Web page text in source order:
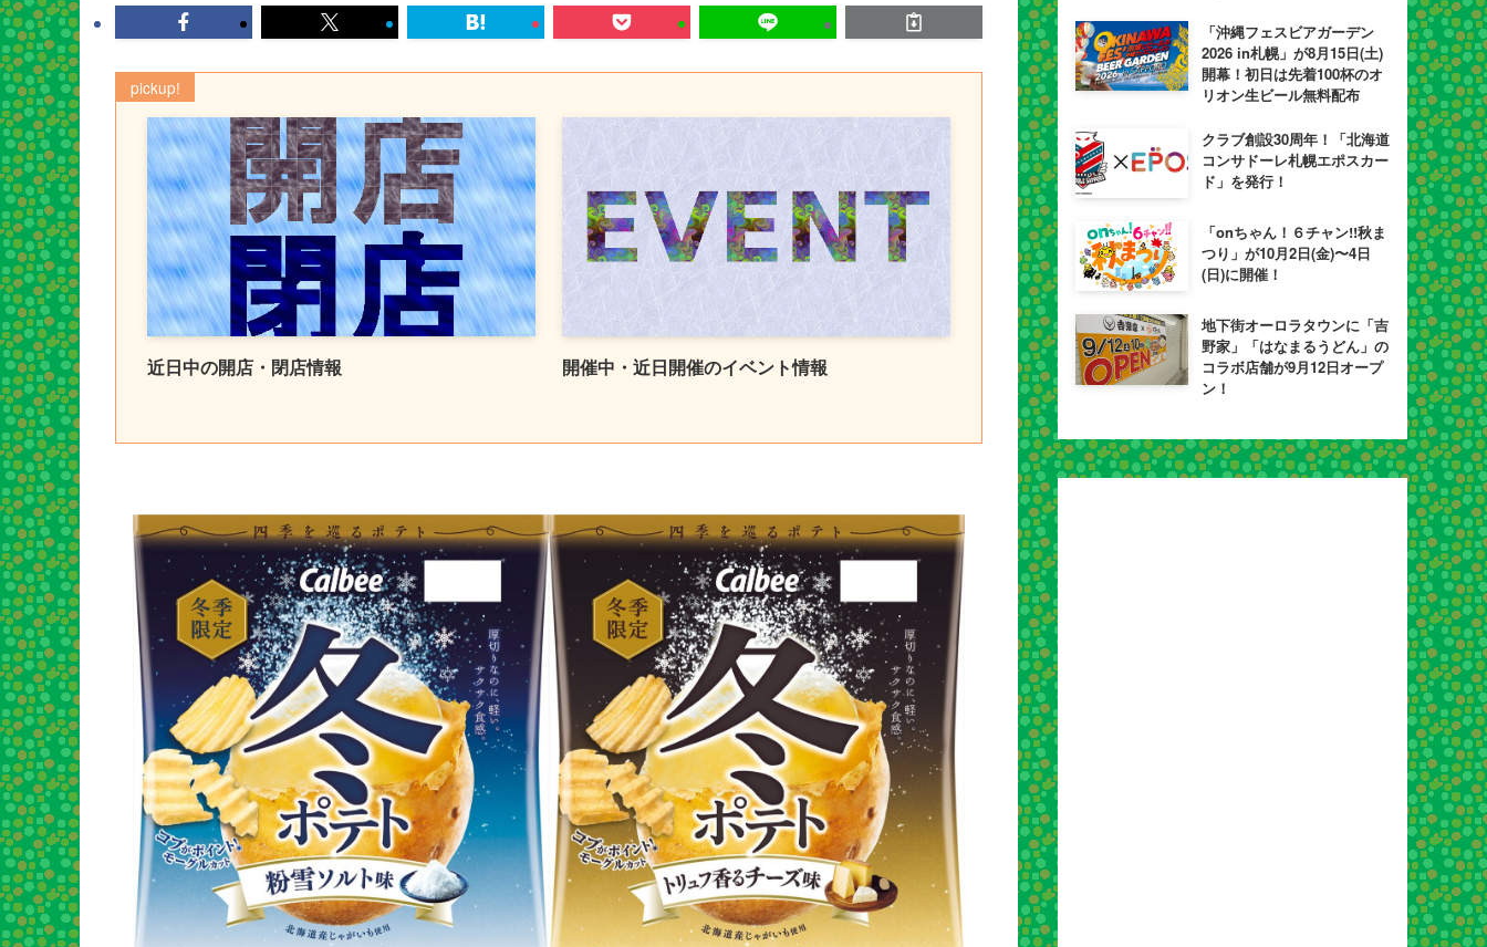
pickup!
近日中の開店・閉店情報 開催中・近日開催のイベント情報
「沖縄フェスビアガーデン
2026 in札幌」が8月15日(土)
開幕！初日は先着100杯のオ
リオン生ビール無料配布
クラブ創設30周年！「北海道
コンサドーレ札幌エポスカー
ド」を発行！
「onちゃん！６チャン!!秋ま
つり」が10月2日(金)〜4日
(日)に開催！
地下街オーロラタウンに「吉
野家」「はなまるうどん」の
コラボ店舗が9月12日オープ
ン！